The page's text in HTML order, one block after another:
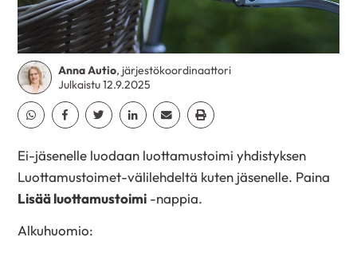
Anna Autio, järjestökoordinaattori
Julkaistu 12.9.2025
Jaa Whatsapp
Jaa Facebook
Jaa TwitterJaa Linkedin
Jaa EmailJaa Print
Ei-jäsenelle luodaan luottamustoimi yhdistyksen
Luottamustoimet-välilehdeltä kuten jäsenelle. Paina
Lisää luottamustoimi -nappia.
Alkuhuomio: